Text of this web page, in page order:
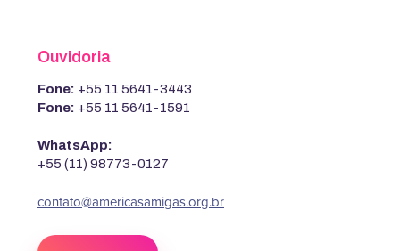
Ouvidoria
Fone: +55 11 5641-3443
Fone: +55 11 5641-1591
WhatsApp:
+55 (11) 98773-0127
contato@americasamigas.org.br